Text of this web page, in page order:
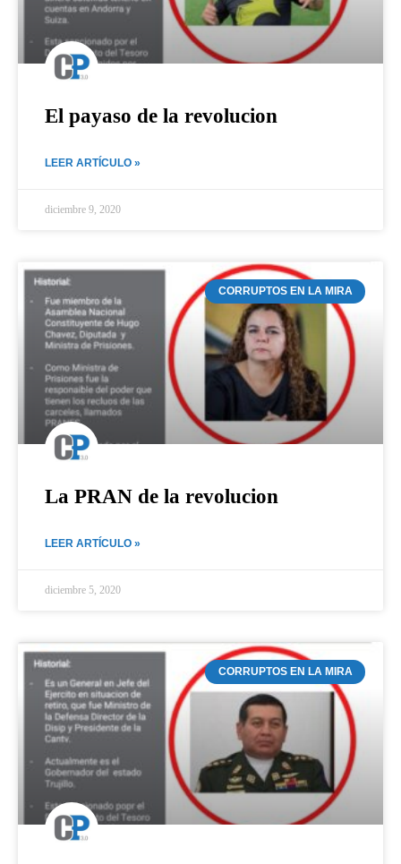
El payaso de la revolucion
LEER ARTÍCULO »
diciembre 9, 2020
CORRUPTOS EN LA MIRA
La PRAN de la revolucion
LEER ARTÍCULO »
diciembre 5, 2020
CORRUPTOS EN LA MIRA